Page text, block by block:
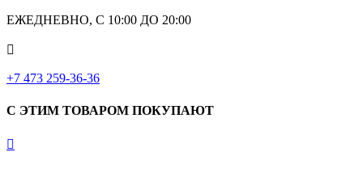
ЕЖЕДНЕВНО, С 10:00 ДО 20:00

‎+7 473 259-36-36
С ЭТИМ ТОВАРОМ ПОКУПАЮТ
